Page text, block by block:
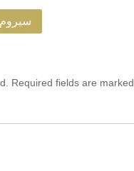
Required fields are marked